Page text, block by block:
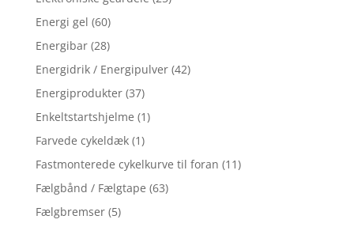
Energi gel (60)
Energibar (28)
Energidrik / Energipulver (42)
Energiprodukter (37)
Enkeltstartshjelme (1)
Farvede cykeldæk (1)
Fastmonterede cykelkurve til foran (11)
Fælgbånd / Fælgtape (63)
Fælgbremser (5)